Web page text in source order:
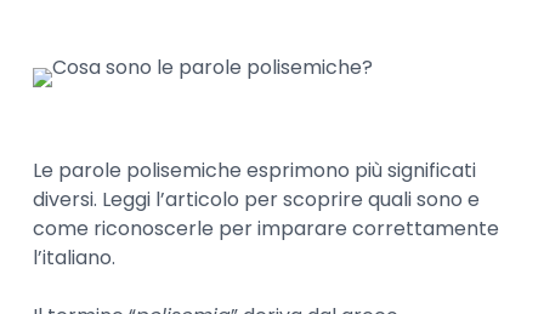
Le parole polisemiche esprimono più significati
diversi. Leggi l’articolo per scoprire quali sono e
come riconoscerle per imparare correttamente
l’italiano.